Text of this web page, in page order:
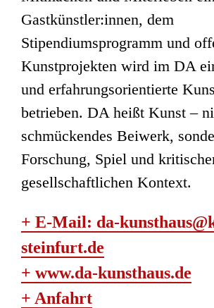
Gastkünstler:innen, dem
Stipendiumsprogramm und
Kunstprojekten wird im DA
und erfahrungsorientierte
betrieben. DA heißt Kunst –
schmückendes Beiwerk,
Forschung, Spiel und
gesellschaftlichen Kontext.
+ E-Mail: da-
steinfurt.de
+ www.da-kunsthaus.de
+ Anfahrt